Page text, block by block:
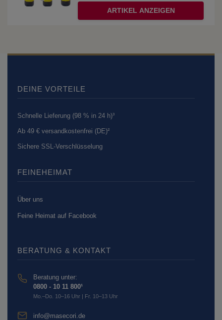
ARTIKEL ANZEIGEN
DEINE VORTEILE
Schnelle Lieferung (98 % in 24 h)³
Ab 49 € versandkostenfrei (DE)²
Sichere SSL-Verschlüsselung
FEINEHEIMAT
Über uns
Feine Heimat auf Facebook
BERATUNG & KONTAKT
Beratung unter:
0800 - 10 11 800¹
Mo.–Do. 10–16 Uhr | Fr. 10–13 Uhr
info@masecori.de